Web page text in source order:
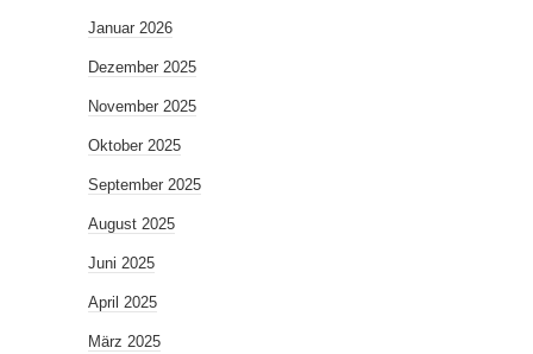
Januar 2026
Dezember 2025
November 2025
Oktober 2025
September 2025
August 2025
Juni 2025
April 2025
März 2025